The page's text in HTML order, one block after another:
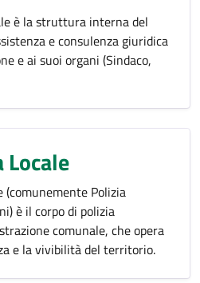
è la struttura interna del
e consulenza giuridica
e ai suoi organi (Sindaco,
(comunemente Polizia
è il corpo di polizia
comunale, che opera
e la vivibilità del territorio.